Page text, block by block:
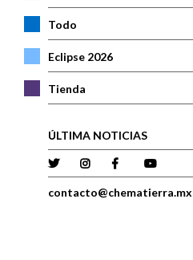
Todo
Eclipse 2026
Tienda
ÚLTIMA NOTICIAS
contacto@chematierra.mx